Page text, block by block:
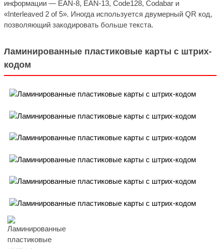
информации — EAN-8, EAN-13, Code128, Codabar и
«Interleaved 2 of 5». Иногда используется двумерный QR код,
позволяющий закодировать больше текста.
Ламинированные пластиковые карты с штрих-
кодом